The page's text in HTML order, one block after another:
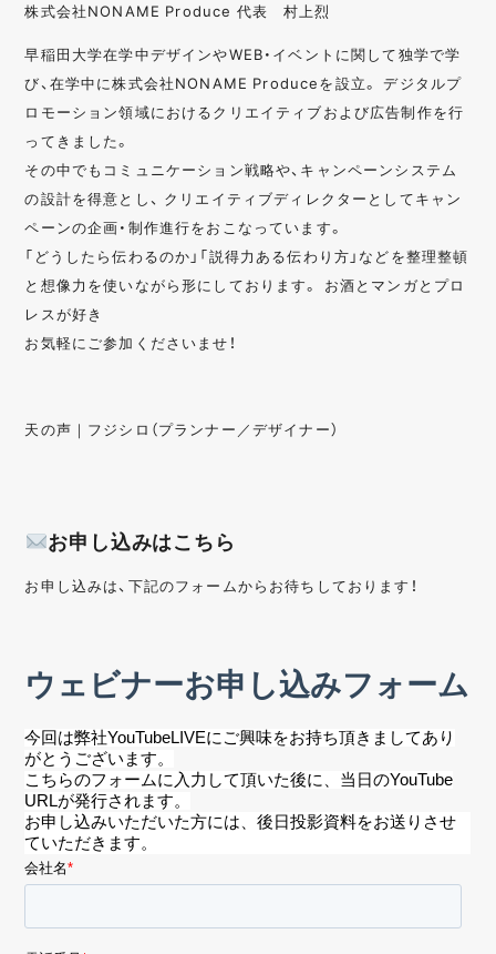
株式会社NONAME Produce 代表 村上烈
早稲田大学在学中デザインやWEB・イベントに関して独学で学
び、在学中に株式会社NONAME Produceを設立。 デジタルプ
ロモーション領域におけるクリエイティブおよび広告制作を行
ってきました。
その中でもコミュニケーション戦略や、キャンペーンシステム
の設計を得意とし、 クリエイティブディレクターとしてキャン
ペーンの企画・制作進行をおこなっています。
「どうしたら伝わるのか」「説得力ある伝わり方」などを整理整頓
と想像力を使いながら形にしております。 お酒とマンガとプロ
レスが好き
お気軽にご参加くださいませ！
天の声｜フジシロ（プランナー／デザイナー）
お申し込みはこちら
お申し込みは、下記のフォームからお待ちしております！